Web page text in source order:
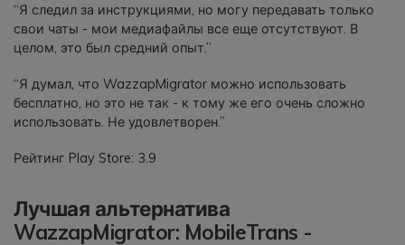
“Я следил за инструкциями, но могу передавать только
свои чаты - мои медиафайлы все еще отсутствуют. В
целом, это был средний опыт.”
“Я думал, что WazzapMigrator можно использовать
бесплатно, но это не так - к тому же его очень сложно
использовать. Не удовлетворен.”
Рейтинг Play Store: 3.9
Лучшая альтернатива
WazzapMigrator: MobileTrans -